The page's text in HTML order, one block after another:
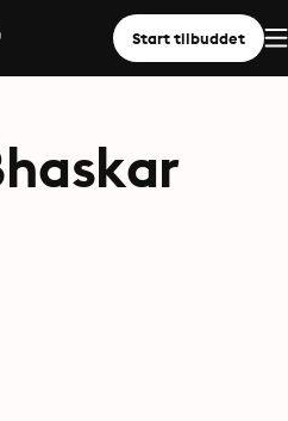
Start tilbuddet